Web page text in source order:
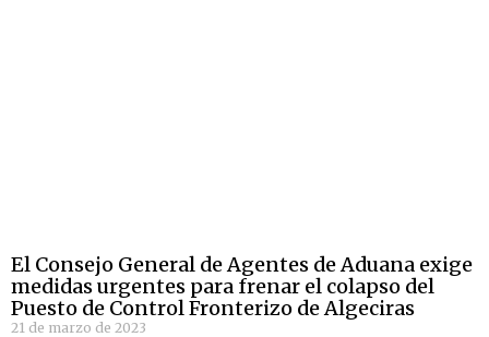
El Consejo General de Agentes de Aduana exige
medidas urgentes para frenar el colapso del
Puesto de Control Fronterizo de Algeciras
21 de marzo de 2023